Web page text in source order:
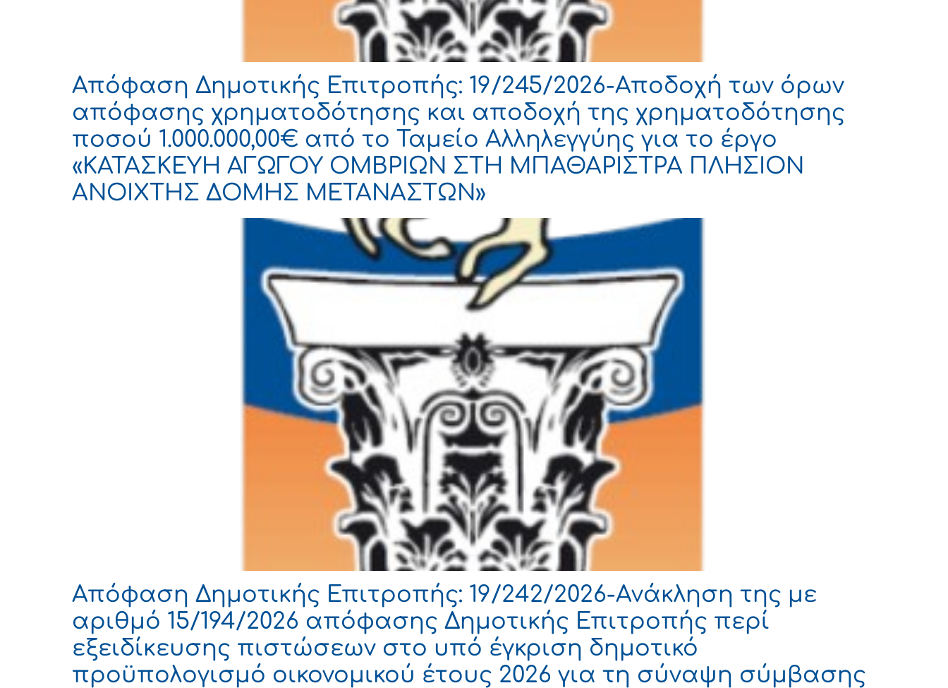
Απόφαση Δημοτικής Επιτροπής: 19/245/2026-Αποδοχή των όρων
απόφασης χρηματοδότησης και αποδοχή της χρηματοδότησης
ποσού 1.000.000,00€ από το Ταμείο Αλληλεγγύης για το έργο
«ΚΑΤΑΣΚΕΥΗ ΑΓΩΓΟΥ ΟΜΒΡΙΩΝ ΣΤΗ ΜΠΑΘΑΡΙΣΤΡΑ ΠΛΗΣΙΟΝ
ΑΝΟΙΧΤΗΣ ΔΟΜΗΣ ΜΕΤΑΝΑΣΤΩΝ»
Απόφαση Δημοτικής Επιτροπής: 19/242/2026-Ανάκληση της με
αριθμό 15/194/2026 απόφασης Δημοτικής Επιτροπής περί
εξειδίκευσης πιστώσεων στο υπό έγκριση δημοτικό
προϋπολογισμό οικονομικού έτους 2026 για τη σύναψη σύμβασης